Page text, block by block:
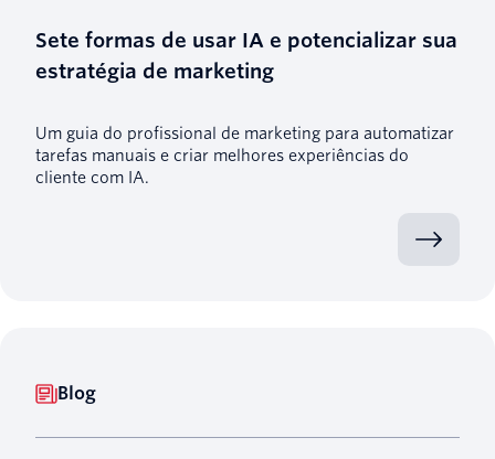
Sete formas de usar IA e potencializar sua
estratégia de marketing
Um guia do profissional de marketing para automatizar
tarefas manuais e criar melhores experiências do
cliente com IA.
Blog